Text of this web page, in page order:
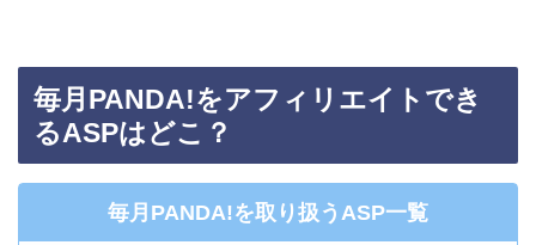
毎月PANDA!をアフィリエイトでき
るASPはどこ？
毎月PANDA!を取り扱うASP一覧